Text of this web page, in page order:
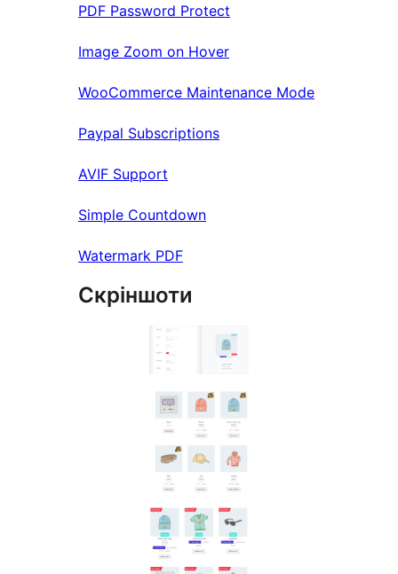
PDF Password Protect
Image Zoom on Hover
WooCommerce Maintenance Mode
Paypal Subscriptions
AVIF Support
Simple Countdown
Watermark PDF
Скріншоти